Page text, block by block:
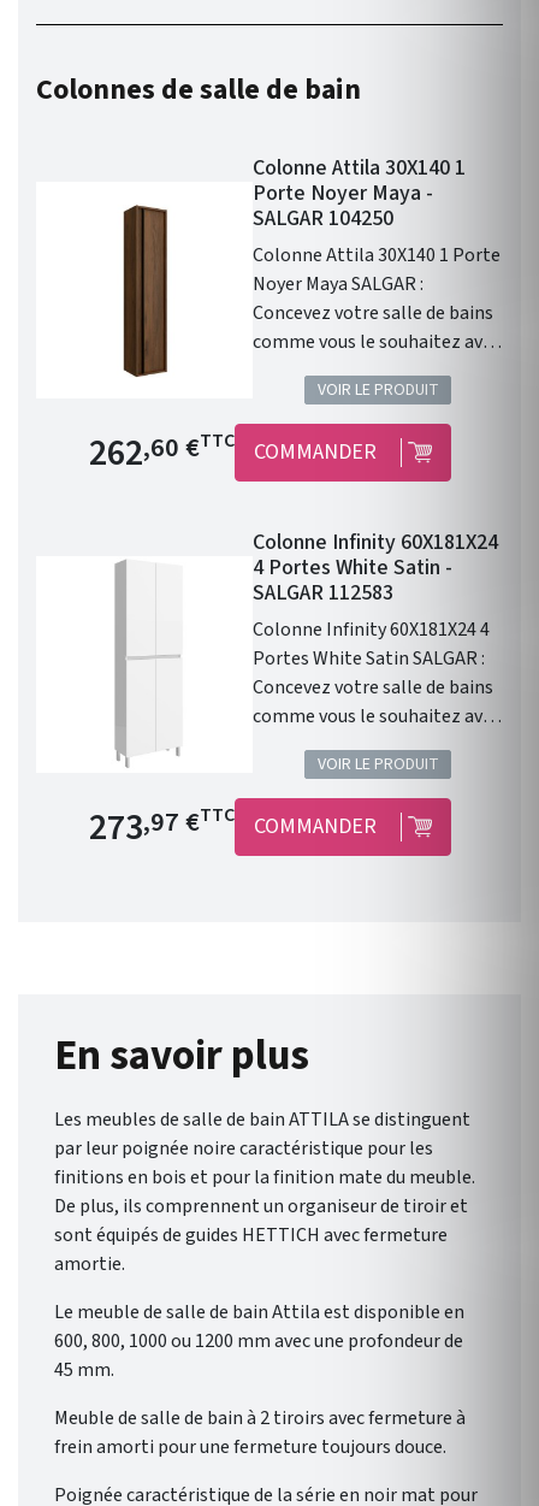
Colonnes de salle de bain
Colonne Attila 30X140 1
Porte Noyer Maya -
SALGAR 104250
Colonne Attila 30X140 1 Porte
Noyer Maya SALGAR :
Concevez votre salle de bains
comme vous le souhaitez avec
la qualité Salgar !
VOIR LE PRODUIT
Prix de base
262,60 €TTC COMMANDER
Colonne Infinity 60X181X24
4 Portes White Satin -
SALGAR 112583
Colonne Infinity 60X181X24 4
Portes White Satin SALGAR :
Concevez votre salle de bains
comme vous le souhaitez avec
la qualité Salgar !
VOIR LE PRODUIT
Prix de base
273,97 €TTC COMMANDER
En savoir plus
Les meubles de salle de bain ATTILA se distinguent
par leur poignée noire caractéristique pour les
finitions en bois et pour la finition mate du meuble.
De plus, ils comprennent un organiseur de tiroir et
sont équipés de guides HETTICH avec fermeture
amortie.
Le meuble de salle de bain Attila est disponible en
600, 800, 1000 ou 1200 mm avec une profondeur de
45 mm.
Meuble de salle de bain à 2 tiroirs avec fermeture à
frein amorti pour une fermeture toujours douce.
Poignée caractéristique de la série en noir mat pour